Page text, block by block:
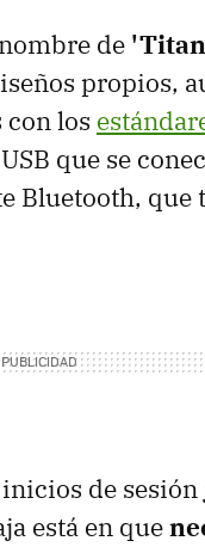
de
propios,
los
que se
Bluetooth,
de
está en que